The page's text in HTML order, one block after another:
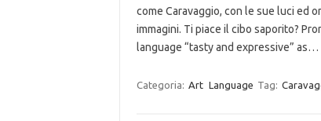
come Caravaggio, con le sue luci ed
immagini. Ti piace il cibo saporito?
language “tasty and expressive” as…
Categoria: Art Language Tag: